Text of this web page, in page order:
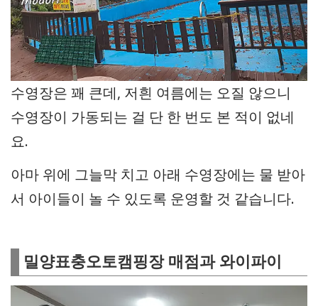
수영장은 꽤 큰데, 저흰 여름에는 오질 않으니
수영장이 가동되는 걸 단 한 번도 본 적이 없네
요.
아마 위에 그늘막 치고 아래 수영장에는 물 받아
서 아이들이 놀 수 있도록 운영할 것 같습니다.
밀양표충오토캠핑장 매점과 와이파이